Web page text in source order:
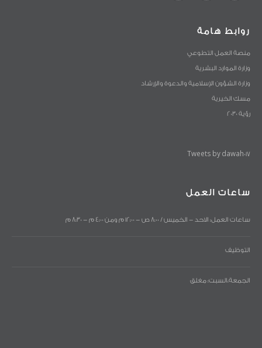
روابط هامة
منصة العمل التطوعي
وزارة الموارد البشرية
وزارة الشؤون الإسلامية والدعوة والإرشاد
مسك الخيرية
رؤية 2030
Tweets by dawah017
ساعات العمل
ساعات العمل: الاحد - الخميس / 8:00 ص - 12:00 م ومن 4:00 م - 8:30 م
التوظيف
الجمعة،السبت: مغلق